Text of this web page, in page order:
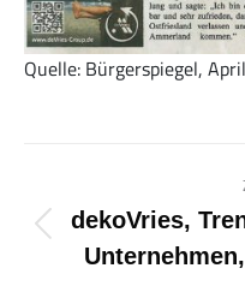
Quelle: Bürgerspiegel,
dekoVries,